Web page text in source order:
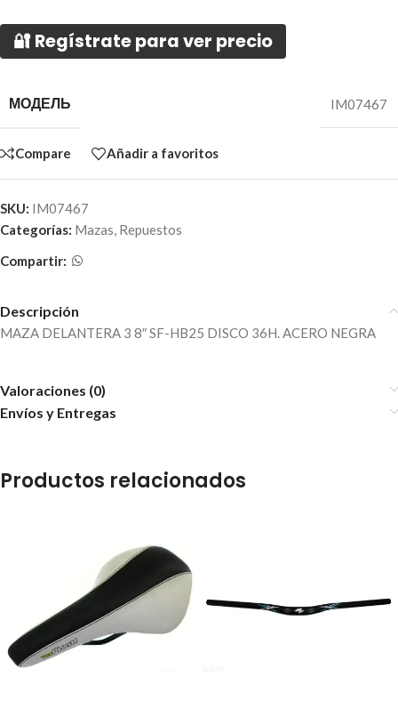
🔐 Regístrate para ver precio
МОДЕЛЬ IM07467
Compare Añadir a favoritos
SKU: IM07467
Categorías: Mazas, Repuestos
Compartir:
Descripción
MAZA DELANTERA 3 8″ SF-HB25 DISCO 36H. ACERO NEGRA
Valoraciones (0)
Envíos y Entregas
Productos relacionados